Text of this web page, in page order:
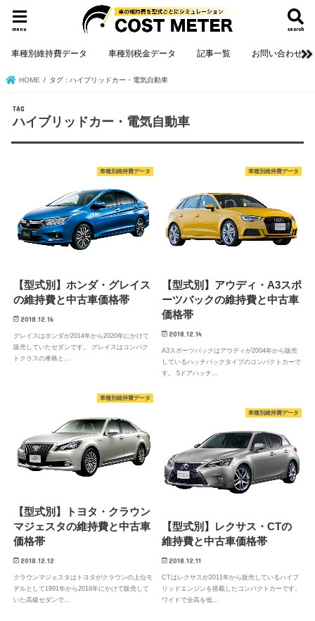
search
menu
車種別維持費データ 車種別税金データ 記事一覧 お問い合わせ
HOME タグ : ハイブリッドカー・電気自動車
TAG
ハイブリッドカー・電気自動車
車種別維持費データ
【型式別】ホンダ・グレイス
の維持費と中古車価格帯
2018.12.16
グレイスはホンダが2014年から2020年にかけて
販売していたセダンです。 グレイスはコンパク
トクラスの車格と…
車種別維持費データ
【型式別】アウディ・A3スポ
ーツバックの維持費と中古車
価格帯
2018.12.14
A3スポーツバックはアウディが2004年から販売
しているハッチバックタイプのコンパクトカーで
す。 5ドアハッチ…
車種別維持費データ
【型式別】トヨタ・クラウン
マジェスタの維持費と中古車
価格帯
2018.12.12
クラウンマジェスタはトヨタがクラウンの上位モ
デルとして1991年から2018年にかけて販売して
いた高級セダンで…
車種別維持費データ
【型式別】レクサス・CTの
維持費と中古車価格帯
2018.12.11
CTはレクサスが2011年から販売しているハイブ
リッドエンジンを搭載したコンパクトカーです。
ワイドで全高を低…